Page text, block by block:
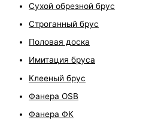
Сухой обрезной брус
Строганный брус
Половая доска
Имитация бруса
Клееный брус
Фанера OSB
Фанера ФК